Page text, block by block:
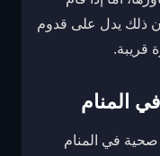
ذلك يدل على قدوم
قريبة.
المنام
في المنام